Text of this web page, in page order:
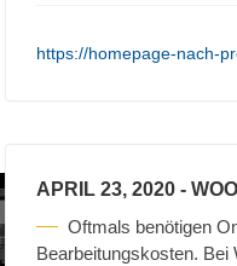
https://homepage-nach-
APRIL 23, 2020 -
Oftmals benötigen
Bearbeitungskosten.